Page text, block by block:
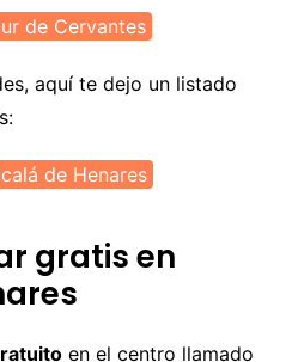
de Cervantes
aquí te dejo un listado
de Henares
gratis en
en el centro llamado